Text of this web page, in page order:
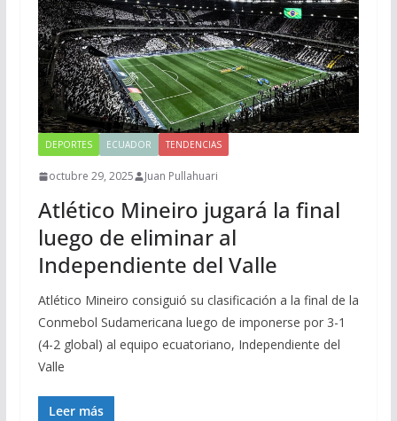
DEPORTES ECUADOR TENDENCIAS
octubre 29, 2025 Juan Pullahuari
Atlético Mineiro jugará la final
luego de eliminar al
Independiente del Valle
Atlético Mineiro consiguió su clasificación a la final de la
Conmebol Sudamericana luego de imponerse por 3-1
(4-2 global) al equipo ecuatoriano, Independiente del
Valle
Leer más